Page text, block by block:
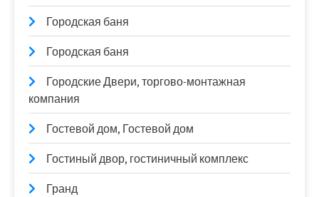
Городская баня
Городская баня
Городские Двери, торгово-монтажная
компания
Гостевой дом, Гостевой дом
Гостиный двор, гостиничный комплекс
Гранд